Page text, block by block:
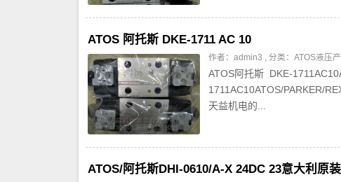
ATOS 阿托斯 DKE-1711 AC 10
作者：admin3 , 分类： ATOS液压
ATOS阿托斯 DKE-
1711AC10ATOS/PARKER/
天益机电的...
ATOS/阿托斯DHI-0610/A-X 24DC 23意大利原